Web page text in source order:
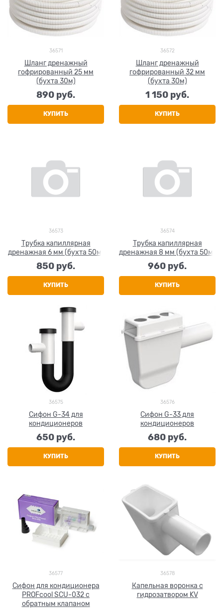
36571
Шланг дренажный
гофрированный 25 мм
(бухта 30м)
890 руб.
КУПИТЬ
36572
Шланг дренажный
гофрированный 32 мм
(бухта 30м)
1 150 руб.
КУПИТЬ
36573
Трубка капиллярная
дренажная 6 мм (бухта 50м)
850 руб.
КУПИТЬ
36574
Трубка капиллярная
дренажная 8 мм (бухта 50м)
960 руб.
КУПИТЬ
36575
Сифон G-34 для
кондиционеров
650 руб.
КУПИТЬ
36576
Сифон G-33 для
кондиционеров
680 руб.
КУПИТЬ
36577
Сифон для кондиционера
PROFcool SCU-032 с
обратным клапаном
36578
Капельная воронка с
гидрозатвором KV